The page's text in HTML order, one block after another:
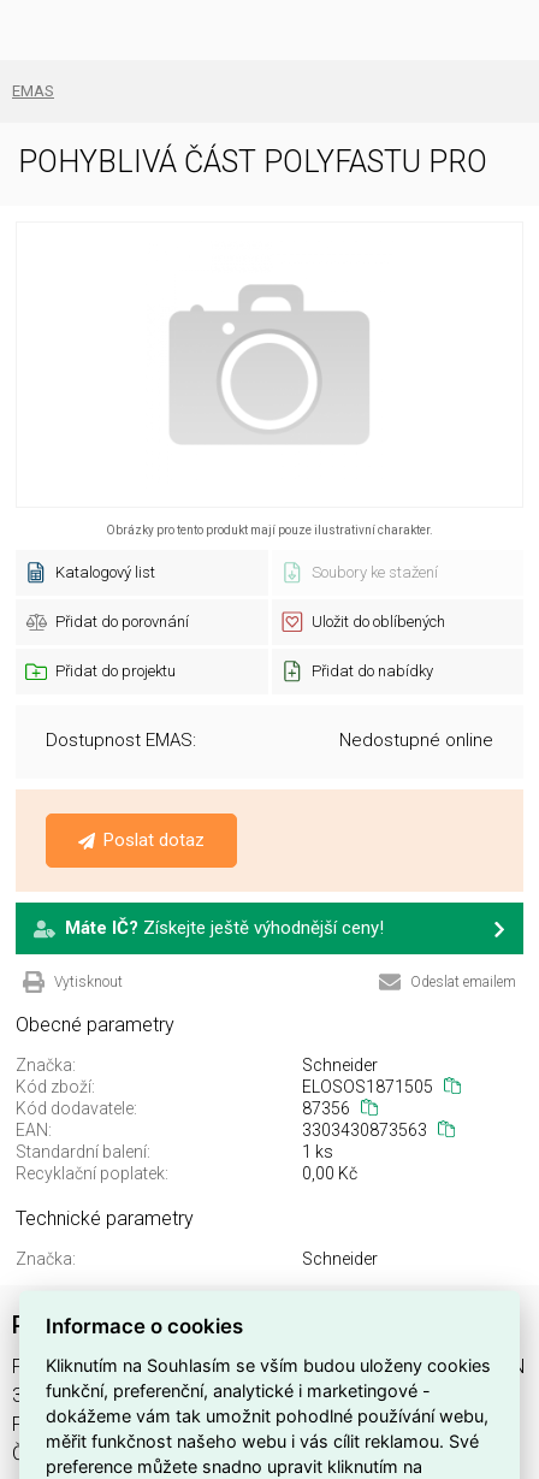
EMAS
POHYBLIVÁ ČÁST POLYFASTU PRO
Obrázky pro tento produkt mají pouze ilustrativní charakter.
Katalogový list Soubory ke stažení
Přidat do porovnání Uložit do oblíbených
Přidat do projektu Přidat do nabídky
Dostupnost EMAS: Nedostupné online
Poslat dotaz
Máte IČ? Získejte ještě výhodnější ceny!
Vytisknout Odeslat emailem
Obecné parametry
Značka:
Schneider
Kód zboží:
ELOSOS1871505
Kód dodavatele:
87356
EAN:
3303430873563
Standardní balení:
1 ks
Recyklační poplatek:
0,00 Kč
Technické parametry
Značka: Schneider
POHYBLIVÁ ČÁST POLYFASTU PRO
POHYBLIVÁ ČÁST POLYFASTU PRO , výrobce Schneider, EAN
3303430873563, kód dodavatele 87356. POHYBLIVÁ ČÁST
POLYFASTU PRO nabízíme od 1 ks. Kód EMAS POHYBLIVÁ
ČÁST POLYFASTU PRO je ELOSOS1871505.
Informace o cookies
Kliknutím na Souhlasím se vším budou uloženy cookies
funkční, preferenční, analytické i marketingové -
dokážeme vám tak umožnit pohodlné používání webu,
měřit funkčnost našeho webu i vás cílit reklamou. Své
preference můžete snadno upravit kliknutím na